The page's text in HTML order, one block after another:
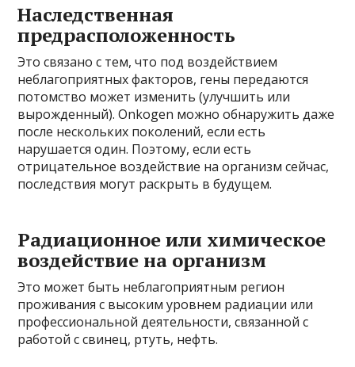
Наследственная
предрасположенность
Это связано с тем, что под воздействием
неблагоприятных факторов, гены передаются
потомство может изменить (улучшить или
вырожденный). Onkogen можно обнаружить даже
после нескольких поколений, если есть
нарушается один. Поэтому, если есть
отрицательное воздействие на организм сейчас,
последствия могут раскрыть в будущем.
Радиационное или химическое
воздействие на организм
Это может быть неблагоприятным регион
проживания с высоким уровнем радиации или
профессиональной деятельности, связанной с
работой с свинец, ртуть, нефть.